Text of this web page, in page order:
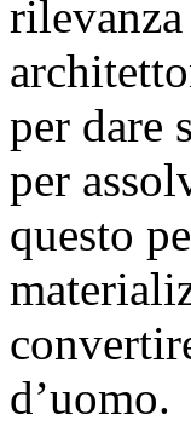
per dare
per
questo
d’uomo.